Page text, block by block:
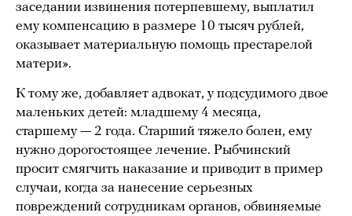
заседании извинения потерпевшему, выплатил
ему компенсацию в размере 10 тысяч рублей,
оказывает материальную помощь престарелой
матери».
К тому же, добавляет адвокат, у подсудимого двое
маленьких детей: младшему 4 месяца,
старшему — 2 года. Старший тяжело болен, ему
нужно дорогостоящее лечение. Рыбчинский
просит смягчить наказание и приводит в пример
случаи, когда за нанесение серьезных
повреждений сотрудникам органов, обвиняемые